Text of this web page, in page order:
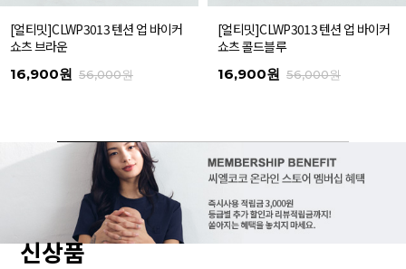
[얼티밋]CLWP3013 텐션 업 바이커
쇼츠 브라운
16,900원 56,000원
[얼티밋]CLWP3013 텐션 업 바이커
쇼츠 콜드블루
16,900원 56,000원
신상품